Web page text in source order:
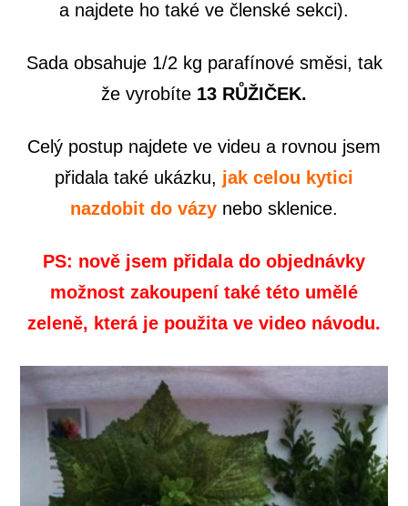
a najdete ho také ve členské sekci).
Sada obsahuje 1/2 kg parafínové směsi, tak
že vyrobíte 13 RŮŽIČEK.
Celý postup najdete ve videu a rovnou jsem
přidala také ukázku, jak celou kytici
nazdobit do vázy nebo sklenice.
PS: nově jsem přidala do objednávky
možnost zakoupení také této umělé
zeleně, která je použita ve video návodu.